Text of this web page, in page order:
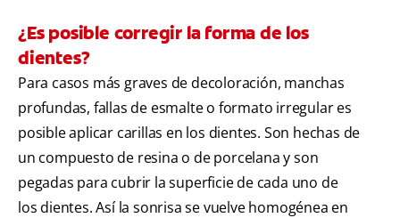
¿Es posible corregir la forma de los
dientes?
Para casos más graves de decoloración, manchas
profundas, fallas de esmalte o formato irregular es
posible aplicar carillas en los dientes. Son hechas de
un compuesto de resina o de porcelana y son
pegadas para cubrir la superficie de cada uno de
los dientes. Así la sonrisa se vuelve homogénea en